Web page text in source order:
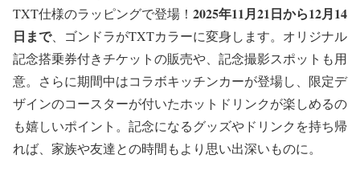
TXT仕様のラッピングで登場！ 2025年11月21日から12月14
日まで、ゴンドラがTXTカラーに変身します。オリジナル
記念搭乗券付きチケットの販売や、記念撮影スポットも用
意。さらに期間中はコラボキッチンカーが登場し、限定デ
ザインのコースターが付いたホットドリンクが楽しめるの
も嬉しいポイント。記念になるグッズやドリンクを持ち帰
れば、家族や友達との時間もより思い出深いものに。